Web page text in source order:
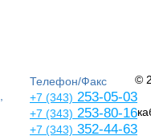
Телефон/Факс
+7 (343) 253-05-03
+7 (343) 253-80-16
+7 (343) 352-44-63
©